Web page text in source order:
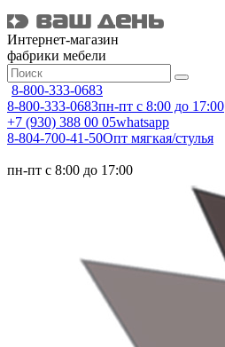
Интернет-магазин
фабрики мебели
8-800-333-0683
8-800-333-0683пн-пт с 8:00 до 17:00
+7 (930) 388 00 05whatsapp
8-804-700-41-50Опт мягкая/стулья
пн-пт с 8:00 до 17:00